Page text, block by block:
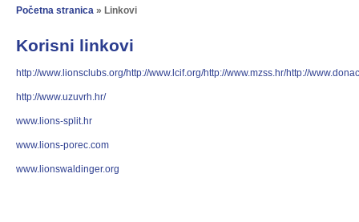
Početna stranica » Linkovi
Korisni linkovi
http://www.lionsclubs.org/http://www.lcif.org/http://www.mzss.hr/http://
http://www.uzuvrh.hr/
www.lions-split.hr
www.lions-porec.com
www.lionswaldinger.org